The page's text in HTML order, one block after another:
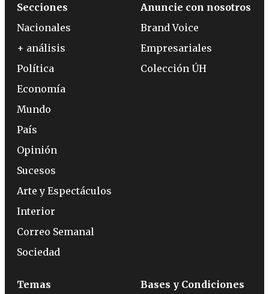
Secciones
Nacionales
+ análisis
Política
Economía
Mundo
País
Opinión
Sucesos
Arte y Espectáculos
Interior
Correo Semanal
Sociedad
Anuncie con nosotros
Brand Voice
Empresariales
Colección ÚH
Temas Bases y Condiciones